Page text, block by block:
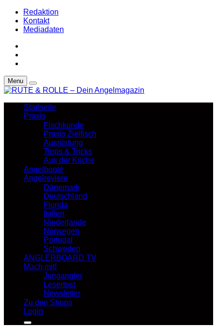
Redaktion
Kontakt
Mediadaten
Menu
Startseite
Praxis
Fischkunde
Praxis Zielfisch
Ausrüstung
Tipps & Tricks
Aus der Küche
Angelboote
Angelreviere
Dänemark
Deutschland
Florida
Italien
Niederlande
Norwegen
Portugal
Schweden
ANGLERBOARD TV
Mach mit!
Jungangler
Lesertest
Newsletter
Zu den Shops
Login